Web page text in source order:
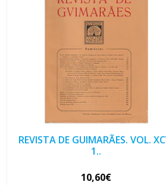
REVISTA DE GUIMARÃES. VOL.
1..
10,60€